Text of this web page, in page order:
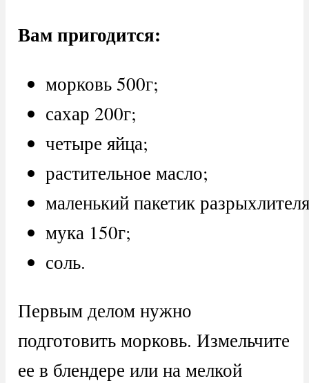
Вам пригодится:
морковь 500г;
сахар 200г;
четыре яйца;
растительное масло;
маленький пакетик
мука 150г;
соль.
Первым делом нужно
подготовить морковь. Измельчите
ее в блендере или на мелкой